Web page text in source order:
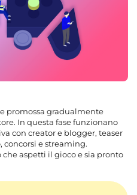
promossa gradualmente
In questa fase funzionano
con creator e blogger, teaser
e streaming.
aspetti il gioco e sia pronto